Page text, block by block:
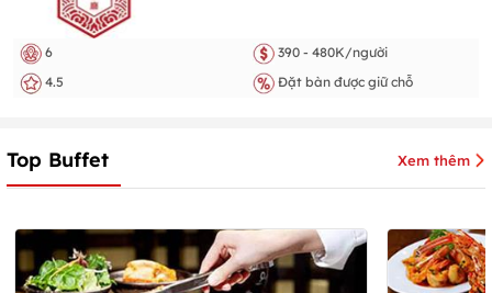
6
390 - 480K/người
4.5
Đặt bàn được giữ chỗ
Top Buffet Xem thêm